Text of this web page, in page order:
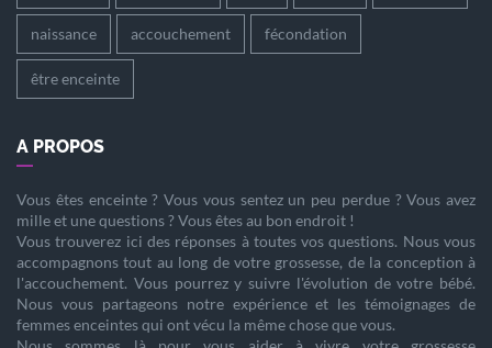
naissance accouchement fécondation
être enceinte
A PROPOS
Vous êtes enceinte? Vous vous sentez un peu perdue ? Vous avez
mille et une questions ? Vous êtes au bon endroit !
Vous trouverez ici des réponses à toutes vos questions. Nous vous
accompagnons tout au long de votre grossesse, de la conception à
l'accouchement. Vous pourrez y suivre l'évolution de votre bébé.
Nous vous partageons notre expérience et les témoignages de
femmes enceintes qui ont vécu la même chose que vous.